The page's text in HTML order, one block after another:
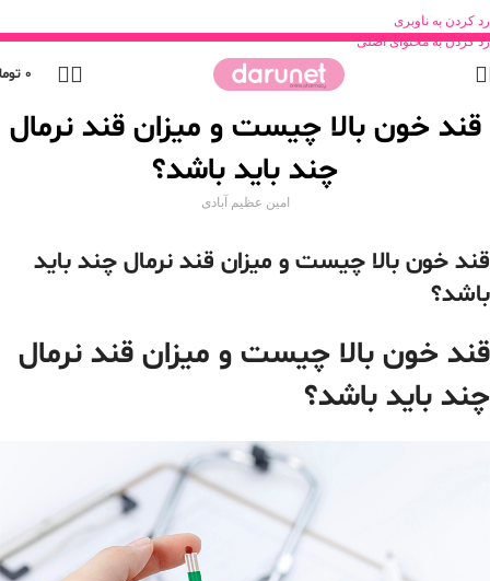
رد کردن به ناوبری
رد کردن به محتوای اصلی
0
قند خون بالا چیست و میزان قند نرمال
چند باید باشد؟
امین عظیم آبادی
قند خون بالا چیست و میزان قند نرمال چند باید
باشد؟
قند خون بالا چیست و میزان قند نرمال
چند باید باشد؟